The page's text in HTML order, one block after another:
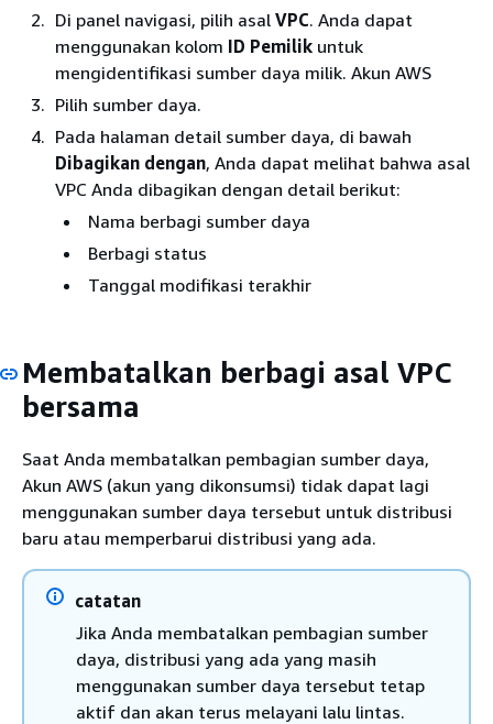
Di panel navigasi, pilih asal VPC. Anda dapat
menggunakan kolom ID Pemilik untuk
mengidentifikasi sumber daya milik. Akun AWS
Pilih sumber daya.
Pada halaman detail sumber daya, di bawah
Dibagikan dengan, Anda dapat melihat bahwa asal
VPC Anda dibagikan dengan detail berikut:
Nama berbagi sumber daya
Berbagi status
Tanggal modifikasi terakhir
Membatalkan berbagi asal VPC
bersama
Saat Anda membatalkan pembagian sumber daya,
Akun AWS (akun yang dikonsumsi) tidak dapat lagi
menggunakan sumber daya tersebut untuk distribusi
baru atau memperbarui distribusi yang ada.
catatan
Jika Anda membatalkan pembagian sumber
daya, distribusi yang ada yang masih
menggunakan sumber daya tersebut tetap
aktif dan akan terus melayani lalu lintas.